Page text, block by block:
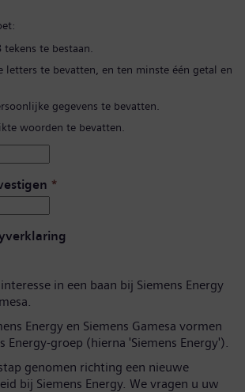
te bestaan.
letters te bevatten, en ten minste één getal en
gegevens te bevatten.
woorden te bevatten.
*
in een baan bij Siemens Energy
Energy en Siemens Gamesa vormen
Energy-groep (hierna 'Siemens Energy').
genomen richting een nieuwe
bij Siemens Energy. We vragen u uw